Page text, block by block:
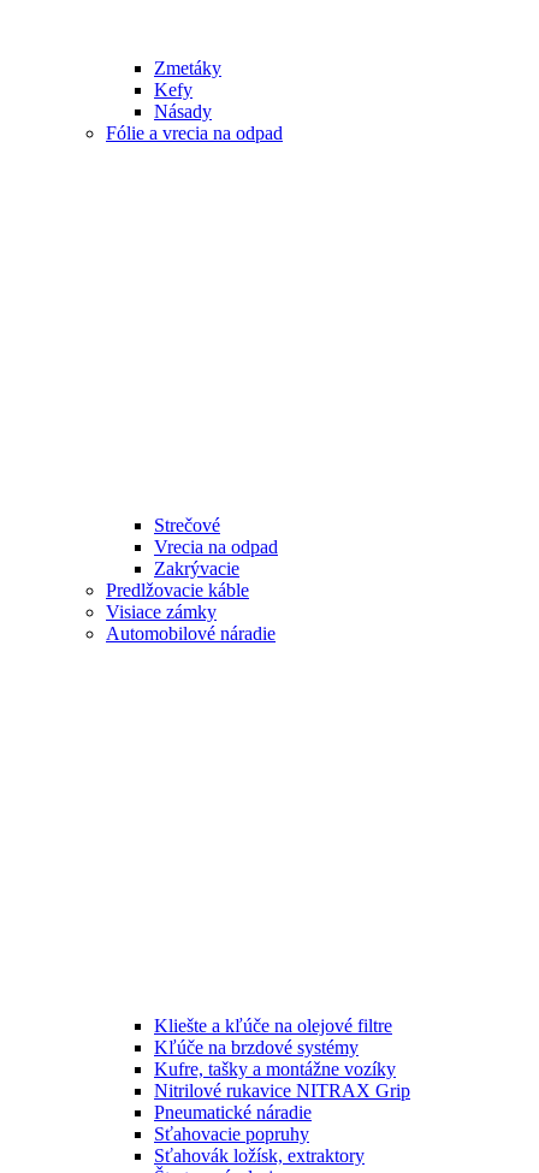
Zmetáky
Kefy
Násady
Fólie a vrecia na odpad
Strečové
Vrecia na odpad
Zakrývacie
Predlžovacie káble
Visiace zámky
Automobilové náradie
Kliešte a kľúče na olejové filtre
Kľúče na brzdové systémy
Kufre, tašky a montážne vozíky
Nitrilové rukavice NITRAX Grip
Pneumatické náradie
Sťahovacie popruhy
Sťahovák ložísk, extraktory